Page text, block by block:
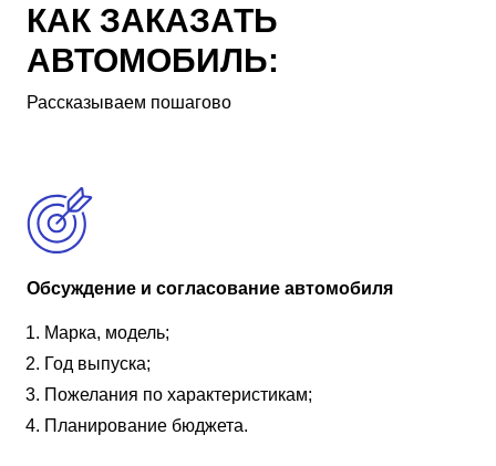
КАК ЗАКАЗАТЬ
АВТОМОБИЛЬ:
Рассказываем пошагово
Обсуждение и согласование автомобиля
Марка, модель;
Год выпуска;
Пожелания по характеристикам;
Планирование бюджета.